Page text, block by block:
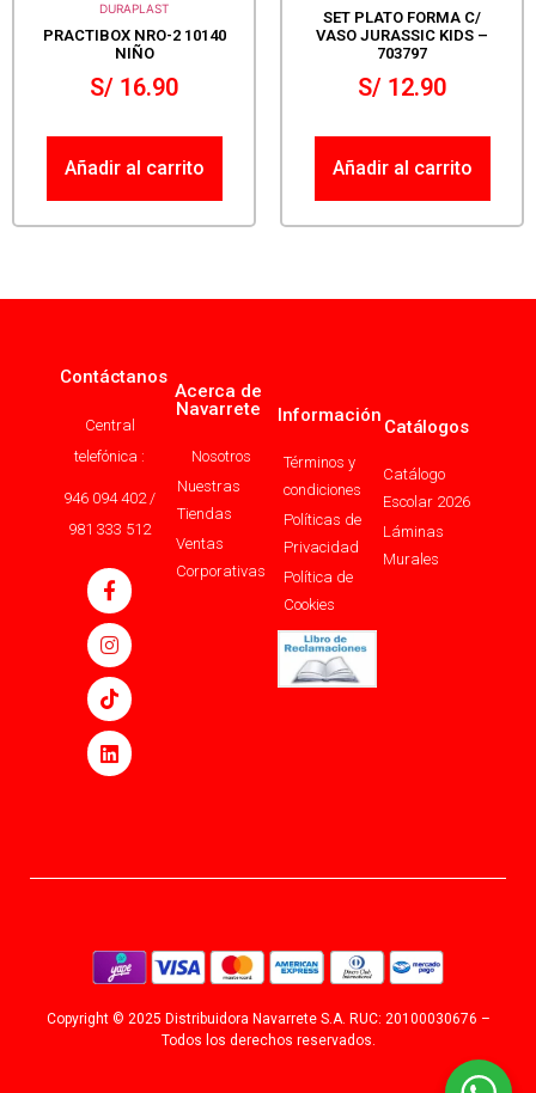
DURAPLAST
PRACTIBOX NRO-2 10140
NIÑO
S/ 16.90
Añadir al carrito
SET PLATO FORMA C/
VASO JURASSIC KIDS –
703797
S/ 12.90
Añadir al carrito
Contáctanos
Central
telefónica :
946 094 402 /
981 333 512
Acerca de
Navarrete
Nosotros
Nuestras
Tiendas
Ventas
Corporativas
Información
Términos y
condiciones
Políticas de
Privacidad
Política de
Cookies
Catálogos
Catálogo
Escolar 2026
Láminas
Murales
Copyright © 2025 Distribuidora Navarrete S.A. RUC: 20100030676 –
Todos los derechos reservados.